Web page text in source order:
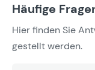
Häufige
Hier finden Sie
gestellt werden.